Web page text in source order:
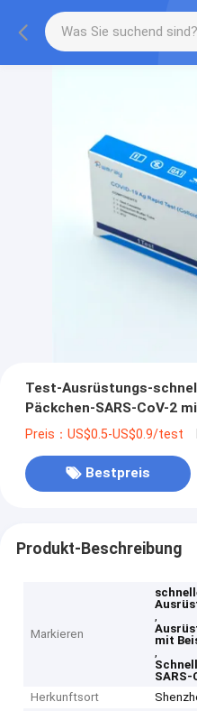
Test-Ausrüstungs-
Päckchen-SARS-CoV-2
Preis：US$0.5-US$0.9/test
Bestpreis
Produkt-Beschreibung
Markieren
,
mit
,
SARS-
Herkunftsort